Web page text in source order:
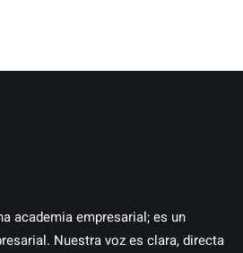
academia empresarial; es un
Nuestra voz es clara, directa